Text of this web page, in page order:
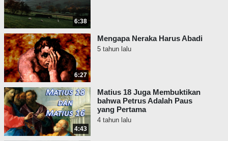
6:38
6:27
Mengapa Neraka Harus Abadi
5 tahun lalu
4:43
Matius 18 Juga Membuktikan
bahwa Petrus Adalah Paus
yang Pertama
4 tahun lalu